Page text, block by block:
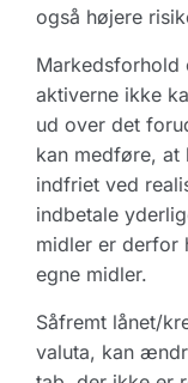
også højere
Markedsforhold
aktiverne ikke
ud over det
kan medføre,
indfriet ved
indbetale
midler er derfor
egne midler.
Såfremt lånet/
valuta, kan